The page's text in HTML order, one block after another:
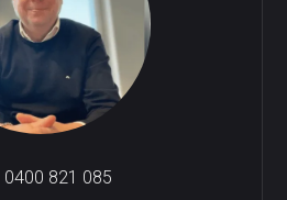
0400 821 085